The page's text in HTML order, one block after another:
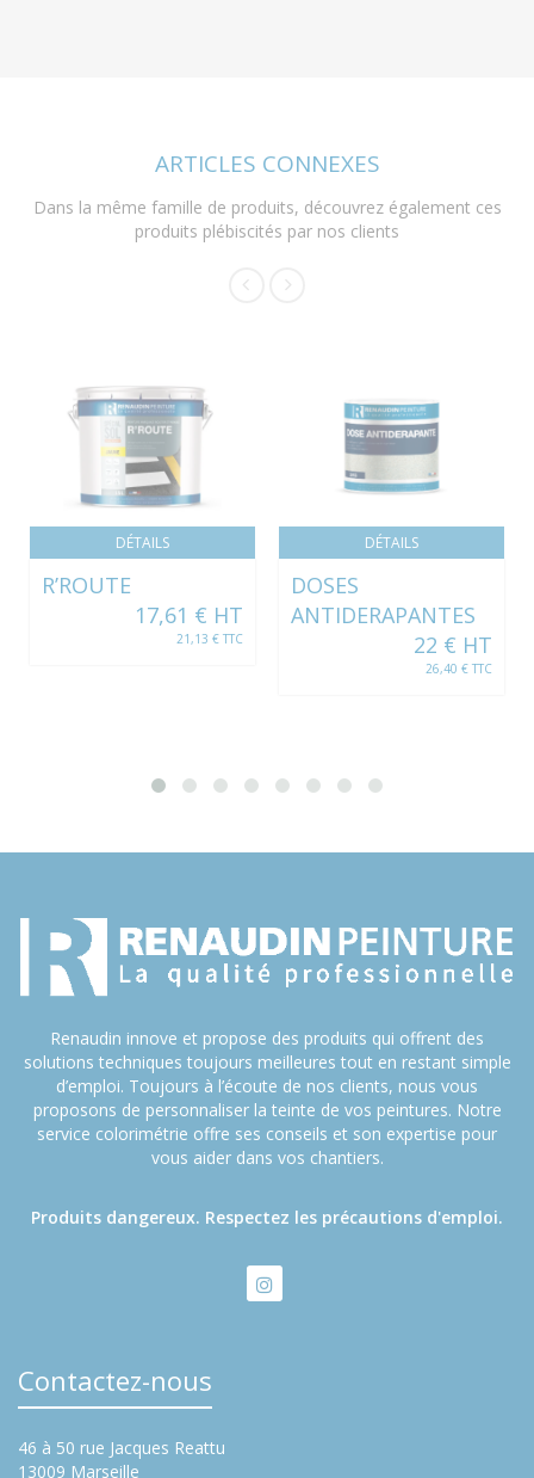
ARTICLES CONNEXES
Dans la même famille de produits, découvrez également ces
produits plébiscités par nos clients
DÉTAILS
R’ROUTE
17,61 € HT
21,13 € TTC
DÉTAILS
DOSES
ANTIDERAPANTES
22 € HT
26,40 € TTC
Renaudin innove et propose des produits qui offrent des
solutions techniques toujours meilleures tout en restant simple
d’emploi. Toujours à l’écoute de nos clients, nous vous
proposons de personnaliser la teinte de vos peintures. Notre
service colorimétrie offre ses conseils et son expertise pour
vous aider dans vos chantiers.
Produits dangereux. Respectez les précautions d'emploi.
Contactez-nous
46 à 50 rue Jacques Reattu
13009 Marseille